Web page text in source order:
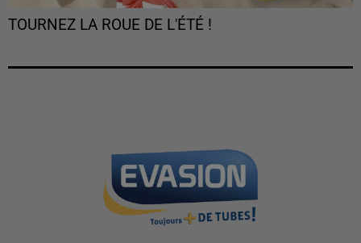
TOURNEZ LA ROUE DE L'ÉTÉ !